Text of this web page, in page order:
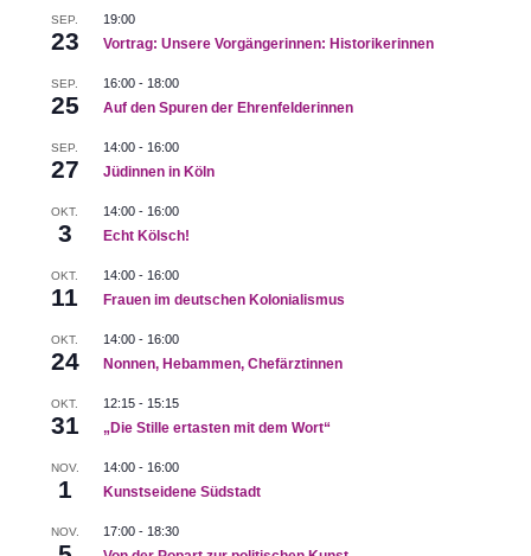
JUNI
19 Lisa Fittko | Biografie einer Fluchthelferin
19:00
11, KÖLN
JUNI
30 “Nur eine Rose als Stütze!”
14:00
Keusch oder romantisch? – Lesbengeschichte Teil 1
URSULAPLATZ, KÖLN
AUG. 14:00
VOR DEM MUSEUM FÜR ANGEWANDTE KUNST
RECHTSCHULE, KÖLN
14:00
FRAUENMUSEUM BONN
SEP.
23
19:00
Vortrag: Unsere Vorgängerinnen: Historikerinnen
SEP.
25
16:00- 18:00
Auf den Spuren der Ehrenfelderinnen
SEP.
27
14:00- 16:00
Jüdinnen in Köln
OKT.
3
14:00- 16:00
Echt Kölsch!
OKT.
11
14:00- 16:00
Frauen im deutschen Kolonialismus
OKT.
24
14:00- 16:00
Nonnen, Hebammen, Chefärztinnen
OKT.
31
12:15- 15:15
„Die Stille ertasten mit dem Wort“
NOV.
1
14:00- 16:00
Kunstseidene Südstadt
NOV. 17:00- 18:30